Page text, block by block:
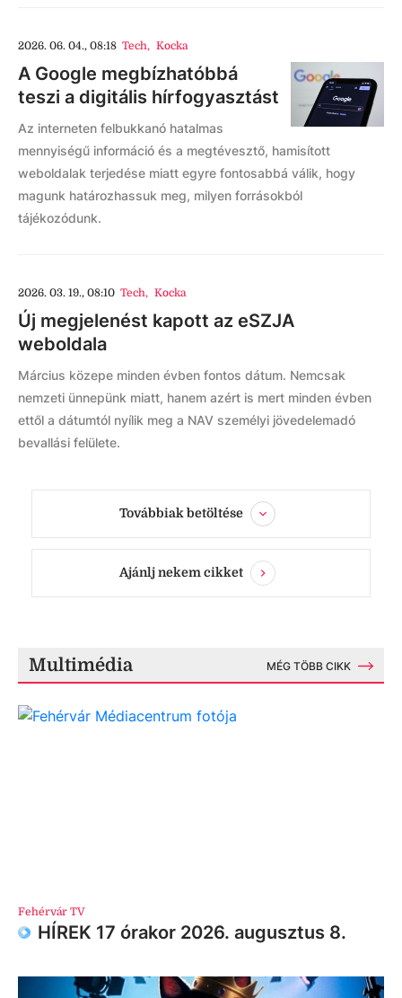
2026. 06. 04., 08:18 Tech, Kocka
A Google megbízhatóbbá
teszi a digitális hírfogyasztást
Az interneten felbukkanó hatalmas
mennyiségű információ és a megtévesztő, hamisított
weboldalak terjedése miatt egyre fontosabbá válik, hogy
magunk határozhassuk meg, milyen forrásokból
tájékozódunk.
2026. 03. 19., 08:10 Tech, Kocka
Új megjelenést kapott az eSZJA
weboldala
Március közepe minden évben fontos dátum. Nemcsak
nemzeti ünnepünk miatt, hanem azért is mert minden évben
ettől a dátumtól nyílik meg a NAV személyi jövedelemadó
bevallási felülete.
Továbbiak betöltése
Ajánlj nekem cikket
Multimédia MÉG TÖBB CIKK
Fehérvár TV
HÍREK 17 órakor 2026. augusztus 8.